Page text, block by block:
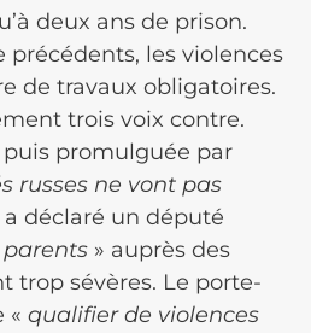
deux ans de prison.
précédents, les violences
de travaux obligatoires.
trois voix contre.
promulguée par
russes ne vont pas
a déclaré un député
» auprès des
trop sévères. Le porte-
« qualifier de violences